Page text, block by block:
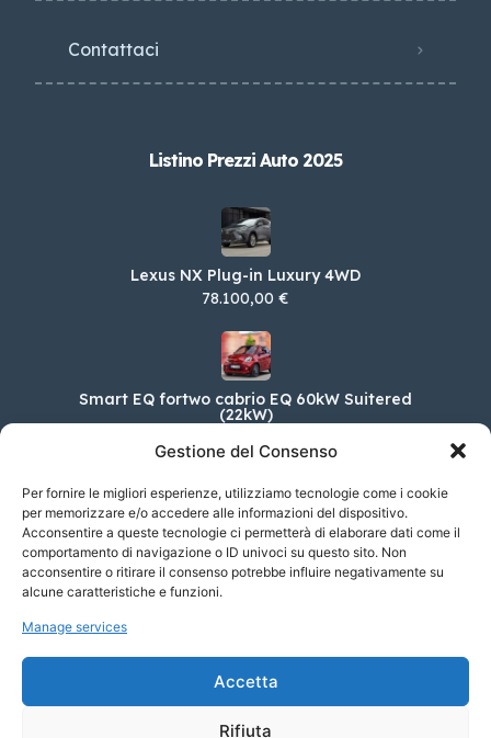
Gestione del Consenso
Per fornire le migliori esperienze, utilizziamo tecnologie come i cookie
per memorizzare e/o accedere alle informazioni del dispositivo.
Acconsentire a queste tecnologie ci permetterà di elaborare dati come il
comportamento di navigazione o ID univoci su questo sito. Non
acconsentire o ritirare il consenso potrebbe influire negativamente su
alcune caratteristiche e funzioni.
Manage services
Accetta
Rifiuta
Contattaci
Listino Prezzi Auto 2025
Lexus NX Plug-in Luxury 4WD
78.100,00 €
Smart EQ fortwo cabrio EQ 60kW Suitered
(22kW)
Lamborghini Huracán 5.2 V10 LP 610-4
Sterrato
269.177,00 €
Jeep Avenger BEV BEV 156cv Summit